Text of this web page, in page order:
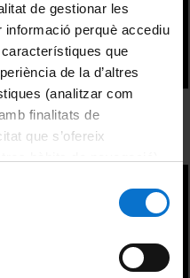
de gestionar les
perquè accediu
que
de la d’altres
(analitzar com
finalitats de
que s’ofereix
del lloc web de la
de la Facultat de
de Bellvitge